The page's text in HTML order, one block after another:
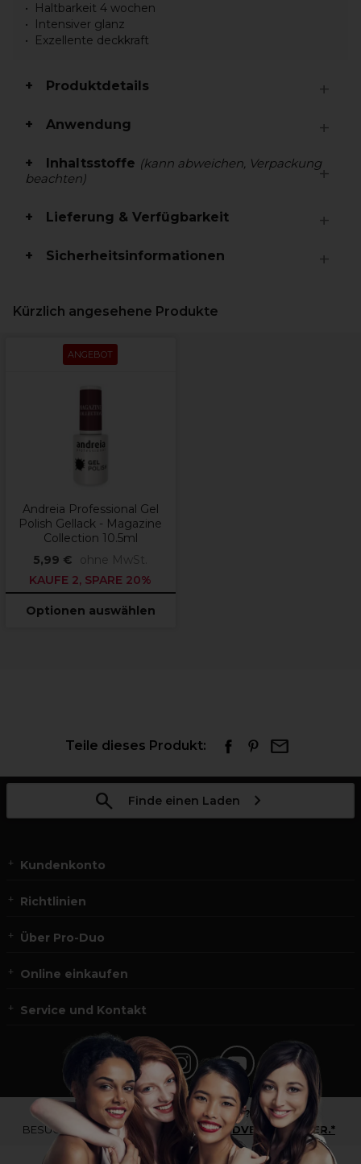
Haltbarkeit 4 wochen
Intensiver glanz
Exzellente deckkraft
Produktdetails
Anwendung
Inhaltsstoffe (kann abweichen, Verpackung
beachten)
Lieferung & Verfügbarkeit
Sicherheitsinformationen
Kürzlich angesehene Produkte
ANGEBOT
Andreia Professional Gel
Polish Gellack - Magazine
Collection 10.5ml
5,99 €
ohne MwSt.
KAUFE 2, SPARE 20%
Optionen auswählen
Teile dieses Produkt:
Finde einen Laden
Kundenkonto
Richtlinien
Über Pro-Duo
Online einkaufen
Service und Kontakt
*Du bist kein Profikunde?
BESUCHE
UNSERE WEBSEITE FÜR ENDVERBRAUCHER.*